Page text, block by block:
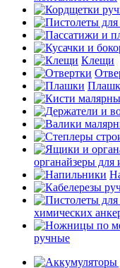
Клещи
органайзеры для
химических
ручные